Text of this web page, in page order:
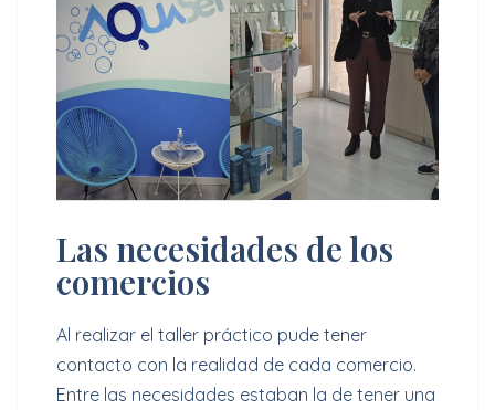
Las necesidades de los
comercios
Al realizar el taller práctico pude tener
contacto con la realidad de cada comercio.
Entre las necesidades estaban la de tener una